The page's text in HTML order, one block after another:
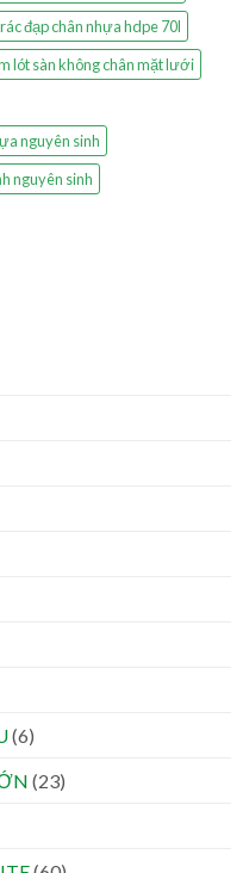
đạp chân nhựa hdpe 70l
lót sàn không chân mặt lưới
nguyên sinh
nguyên sinh
(6)
(23)